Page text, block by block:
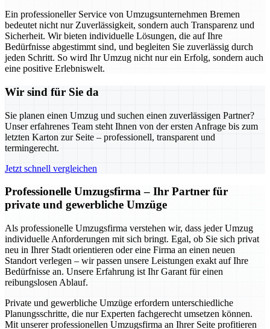
Ein professioneller Service von Umzugsunternehmen Bremen
bedeutet nicht nur Zuverlässigkeit, sondern auch Transparenz und
Sicherheit. Wir bieten individuelle Lösungen, die auf Ihre
Bedürfnisse abgestimmt sind, und begleiten Sie zuverlässig durch
jeden Schritt. So wird Ihr Umzug nicht nur ein Erfolg, sondern auch
eine positive Erlebniswelt.
Wir sind für Sie da
Sie planen einen Umzug und suchen einen zuverlässigen Partner?
Unser erfahrenes Team steht Ihnen von der ersten Anfrage bis zum
letzten Karton zur Seite – professionell, transparent und
termingerecht.
Jetzt schnell vergleichen
Professionelle Umzugsfirma – Ihr Partner für
private und gewerbliche Umzüge
Als professionelle Umzugsfirma verstehen wir, dass jeder Umzug
individuelle Anforderungen mit sich bringt. Egal, ob Sie sich privat
neu in Ihrer Stadt orientieren oder eine Firma an einen neuen
Standort verlegen – wir passen unsere Leistungen exakt auf Ihre
Bedürfnisse an. Unsere Erfahrung ist Ihr Garant für einen
reibungslosen Ablauf.
Private und gewerbliche Umzüge erfordern unterschiedliche
Planungsschritte, die nur Experten fachgerecht umsetzen können.
Mit unserer professionellen Umzugsfirma an Ihrer Seite profitieren